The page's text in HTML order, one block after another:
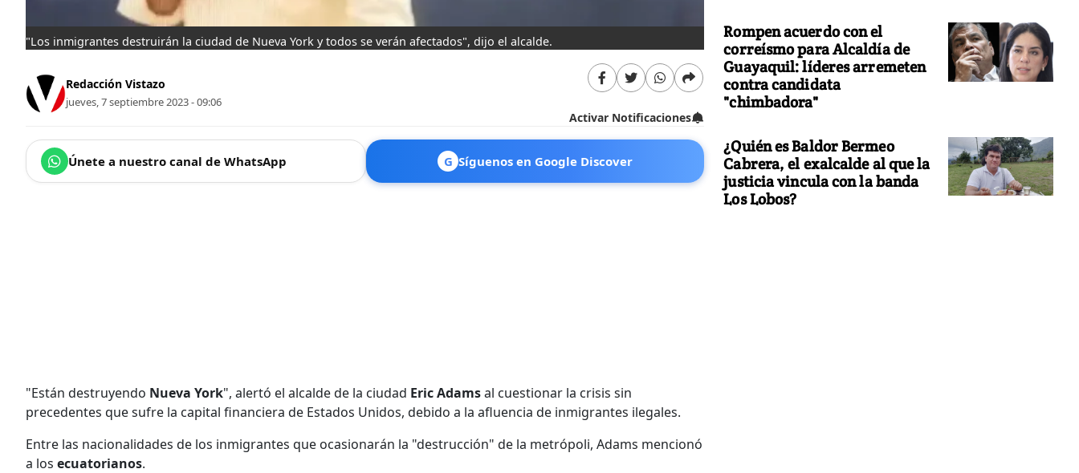
"Los inmigrantes destruirán la ciudad de Nueva York y todos se verán afectados", dijo el alcalde.
Redacción Vistazo
jueves, 7 septiembre 2023 - 09:06
Activar Notificaciones
Únete a nuestro canal de WhatsApp G Síguenos en Google Discover
"Están destruyendo Nueva York", alertó el alcalde de la ciudad Eric Adamsal cuestionar la crisis sin
precedentes que sufre la capital financiera de Estados Unidos, debido a la afluencia de inmigrantes ilegales.
Entre las nacionalidades de los inmigrantes que ocasionarán la "destrucción" de la metrópoli, Adams mencionó
a los ecuatorianos.
Rompen acuerdo con el
correísmo para Alcaldía de
Guayaquil: líderes arremeten
contra candidata
"chimbadora"
¿Quién es Baldor Bermeo
Cabrera, el exalcalde al que la
justicia vincula con la banda
Los Lobos?